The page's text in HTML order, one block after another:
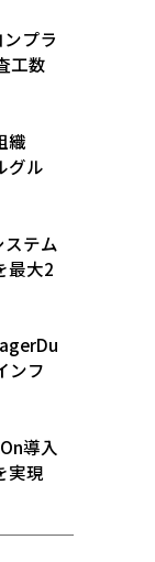
プラ
工数
織
グル
テム
最大2
ンフ
導入
実現